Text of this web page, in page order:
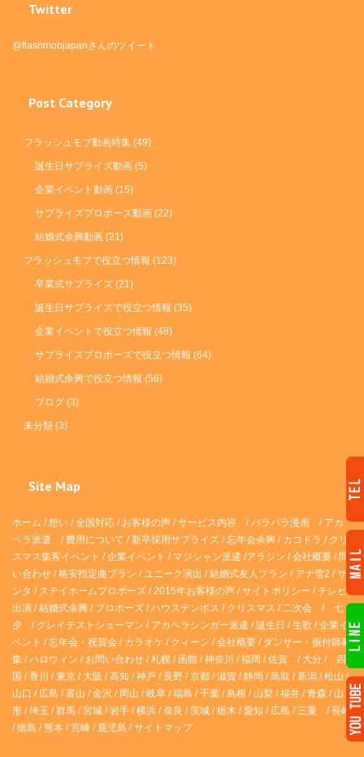
Twitter
@flashmobjapanさんのツイート
Post Category
フラッシュモブ動画特集 (49)
誕生日サプライズ動画 (5)
企業イベント動画 (15)
サプライズプロポーズ動画 (22)
結婚式余興動画 (21)
フラッシュモブで役立つ情報 (123)
卒業式サプライズ (21)
誕生日サプライズで役立つ情報 (35)
企業イベントで役立つ情報 (48)
サプライズプロポーズで役立つ情報 (64)
結婚式余興で役立つ情報 (56)
ブログ (3)
未分類 (3)
Site Map
ホーム /想い /全国対応 / お客様の声 /サービス内容 /パラパラ漫画 / アカ
ペラ派遣 / 費用について / 新卒採用サプライズ /忘年会余興 / カコドラ / クリ
スマス集客イベント /企業イベント / マジシャン派遣 /アラジン /会社概要 / 問
い合わせ /格安指定曲プラン /ユニーク演出 /結婚式友人プラン / アナ雪2 /サ
ンタ / ステイホームプロポーズ /2015年お客様の声 /サイトポリシー / テレビ
出演 /結婚式余興 / プロポーズ /ハウステンボス / クリスマス /二次会 / 七
夕 / グレイテストショーマン / アカペラシンガー派遣 /誕生日 /生歌 /企業イ
ベント /忘年会・祝賀会 / カラオケ / クィーン /会社概要 / ダンサー・振付師募
集 /ハロウィン / お問い合わせ /札幌 /函館 /神奈川 /福岡 /佐賀 / 大分 /
四
国 /香川 /東京 / 大阪 /高知 /神戸 /長野 /京都 /滋賀 /静岡 /鳥取 / 新潟 /松山 /
山口 / 広島 /富山 /金沢 / 岡山 /岐阜 /福島 /千葉 /島根 / 山梨 /福井 /青森 / 山
形 /埼玉 /群馬 /宮城 /岩手 /横浜 /奈良 /茨城 /栃木 /愛知 / 広島 /三重 /長崎
/徳島 /熊本 /宮崎 / 鹿児島 /サイトマップ